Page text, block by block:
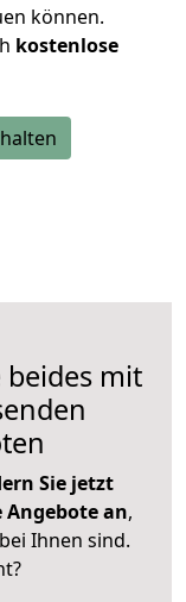
können.
kostenlose
beides mit
Sie jetzt
an,
Ihnen sind.